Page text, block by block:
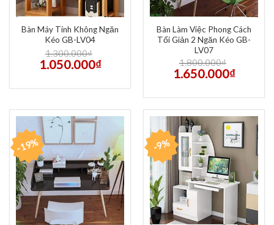
Bàn Máy Tính Không Ngăn
Kéo GB-LV04
1.300.000₫
1.050.000₫
Bàn Làm Việc Phong Cách
Tối Giản 2 Ngăn Kéo GB-
LV07
1.800.000₫
1.650.000₫
-19% -9%